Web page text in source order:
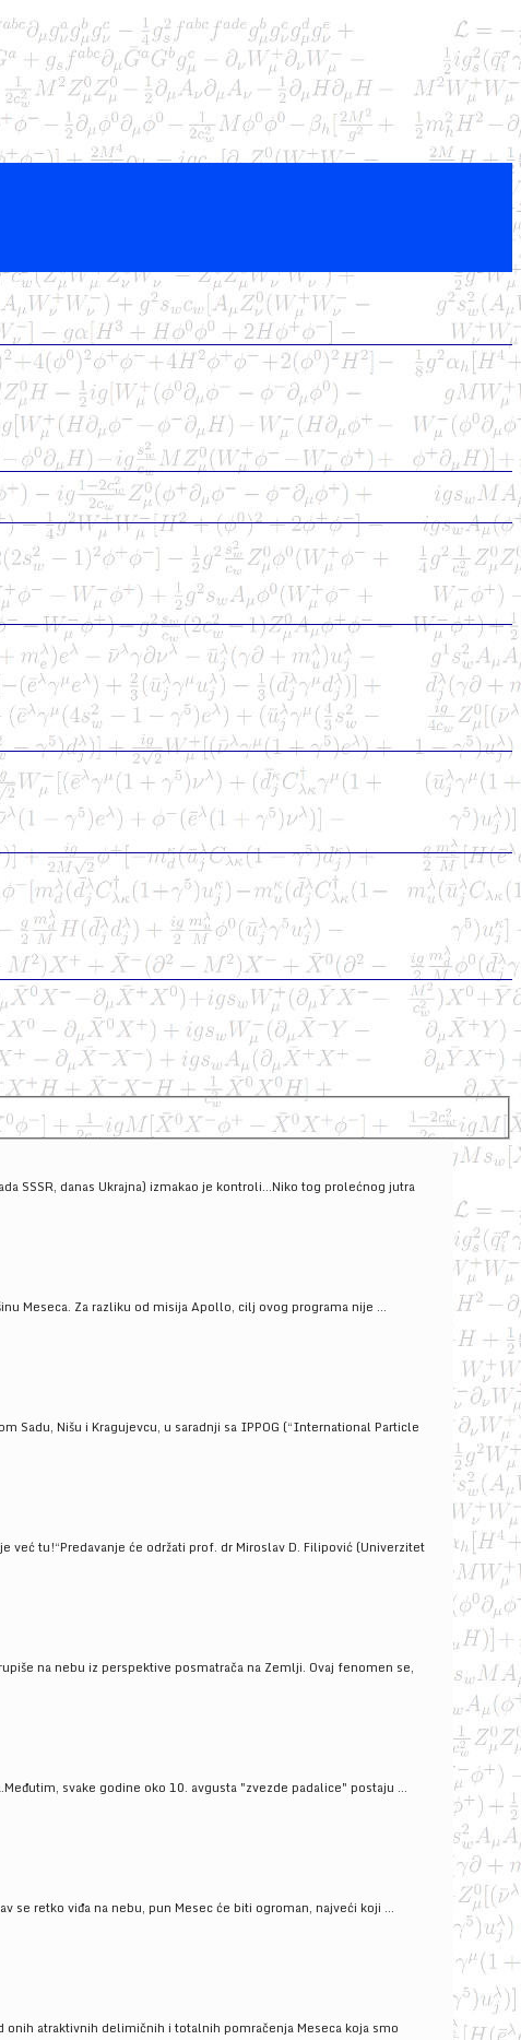
SSSR, danas Ukrajna) izmakao je kontroli...Niko tog prolećnog jutra
Meseca. Za razliku od misija Apollo, cilj ovog programa nije ...
Sadu, Nišu i Kragujevcu, u saradnji sa IPPOG (“International Particle
već tu!“Predavanje će održati prof. dr Miroslav D. Filipović (Univerzitet
na nebu iz perspektive posmatrača na Zemlji. Ovaj fenomen se,
svake godine oko 10. avgusta "zvezde padalice" postaju ...
se retko viđa na nebu, pun Mesec će biti ogroman, najveći koji ...
onih atraktivnih delimičnih i totalnih pomračenja Meseca koja smo